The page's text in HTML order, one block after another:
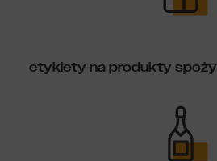
etykiety na produkty